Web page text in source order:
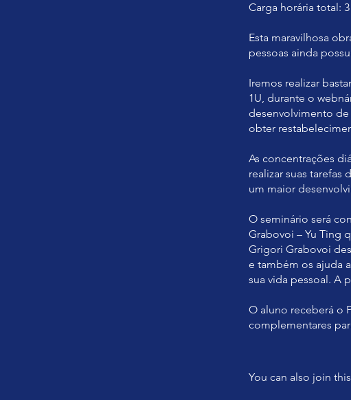
Carga horária total:
Esta maravilhosa
pessoas ainda
Iremos realizar
1U, durante o
desenvolvimento de
obter
As concentrações
realizar suas
um maior
O seminário será
Grabovoi – Yu Ting
Grigori Grabovoi
e também os ajuda
sua vida pessoal. A
O aluno receberá o
complementares
You can also join